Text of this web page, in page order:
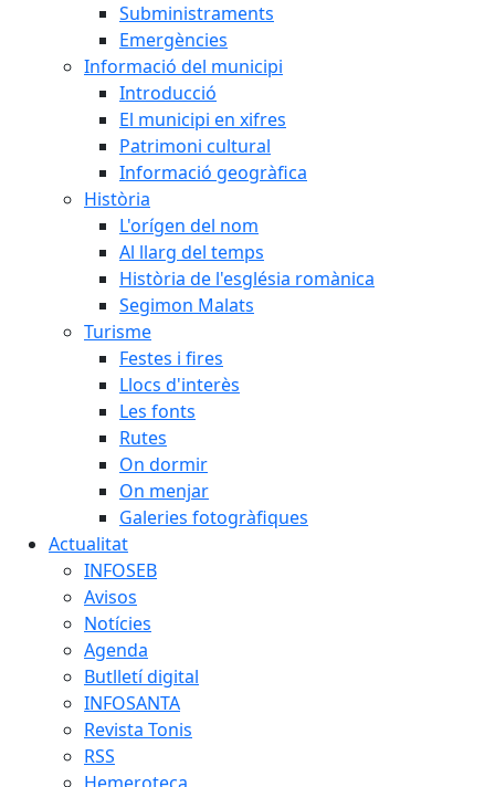
Subministraments
Emergències
Informació del municipi
Introducció
El municipi en xifres
Patrimoni cultural
Informació geogràfica
Història
L'orígen del nom
Al llarg del temps
Història de l'església romànica
Segimon Malats
Turisme
Festes i fires
Llocs d'interès
Les fonts
Rutes
On dormir
On menjar
Galeries fotogràfiques
Actualitat
INFOSEB
Avisos
Notícies
Agenda
Butlletí digital
INFOSANTA
Revista Tonis
RSS